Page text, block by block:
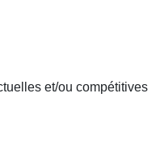
et/ou compétitives